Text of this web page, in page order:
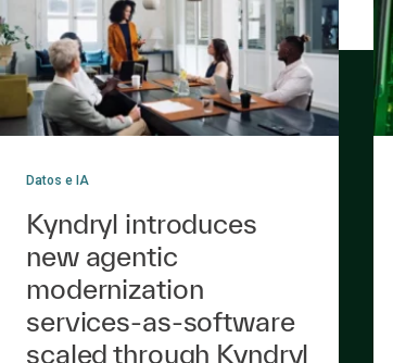
Datos e IA
Kyndryl introduces
new agentic
modernization
services-as-software
scaled through Kyndryl